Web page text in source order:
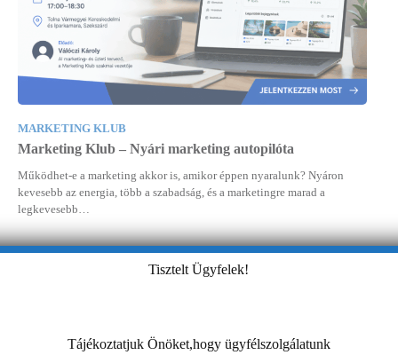
MARKETING KLUB
Marketing Klub – Nyári marketing autopilóta
Működhet-e a marketing akkor is, amikor éppen nyaralunk? Nyáron
kevesebb az energia, több a szabadság, és a marketingre marad a
legkevesebb…
Tisztelt Ügyfelek!
Tájékoztatjuk Önöket,hogy ügyfélszolgálatunk